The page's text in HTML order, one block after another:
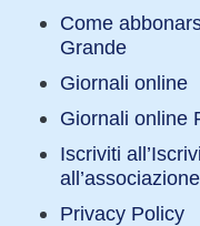
Come
Grande
Giornali online
Giornali online
Iscriviti
all’associazione
Privacy Policy